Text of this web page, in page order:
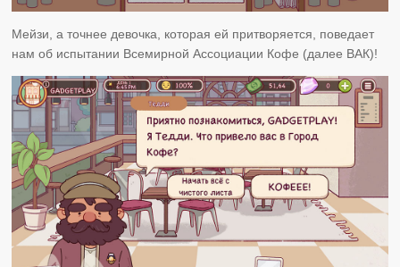
Мейзи, а точнее девочка, которая ей притворяется, поведает
нам об испытании Всемирной Ассоциации Кофе (далее ВАК)!